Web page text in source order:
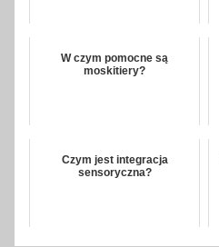
W czym pomocne są
moskitiery?
Czym jest integracja
sensoryczna?